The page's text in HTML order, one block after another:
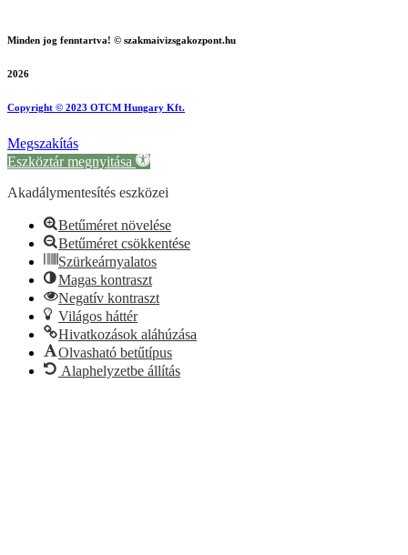
Minden jog fenntartva! © szakmaivizsgakozpont.hu
2026
Copyright © 2023 OTCM Hungary Kft.
Megszakítás
Eszköztár megnyitása
Akadálymentesítés eszközei
Betűméret növelése
Betűméret csökkentése
Szürkeárnyalatos
Magas kontraszt
Negatív kontraszt
Világos háttér
Hivatkozások aláhúzása
Olvasható betűtípus
Alaphelyzetbe állítás